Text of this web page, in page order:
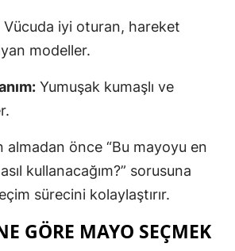
Vücuda iyi oturan, hareket
modeller.
Yumuşak kumaşlı ve
almadan önce “Bu mayoyu en
kullanacağım?” sorusuna
sürecini kolaylaştırır.
GÖRE MAYO SEÇMEK